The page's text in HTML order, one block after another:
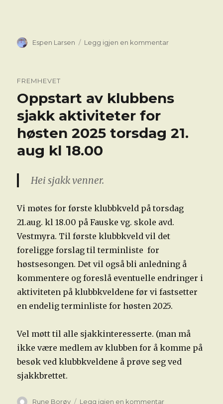
Forfatter
Espen Larsen Legg igjen en kommentartil
FREMHEVET
Oppstart av klubbens
sjakk aktiviteter for
høsten 2025 torsdag 21.
aug kl 18.00
Hei sjakk venner.
Vi møtes for første klubbkveld på torsdag
21.aug. kl 18.00 på Fauske vg. skole avd.
Vestmyra. Til første klubbkveld vil det
foreligge forslag til terminliste for
høstsesongen. Det vil også bli anledning å
kommentere og foreslå eventuelle endringer i
aktiviteten på klubbkveldene før vi fastsetter
en endelig terminliste for høsten 2025.
Vel møtt til alle sjakkinteresserte. (man må
ikke være medlem av klubben for å komme på
besøk ved klubbkveldene å prøve seg ved
sjakkbrettet.
Forfatter
Rune Borøy Legg igjen en kommentartil